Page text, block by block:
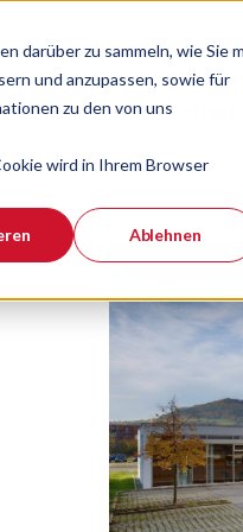
darüber zu sammeln, wie Sie
und anzupassen, sowie für
zu den von uns
wird in Ihrem Browser
Ablehnen
Zeige
Verband